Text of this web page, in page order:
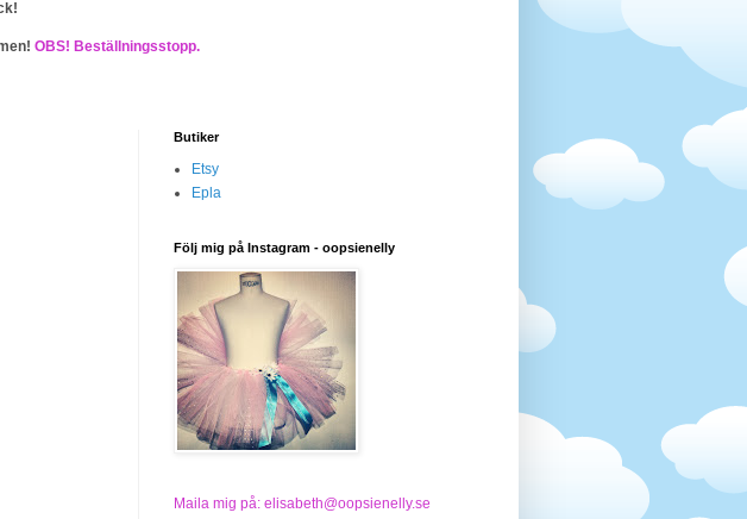
OBS! Beställningsstopp.
Butiker
Etsy
Epla
Följ mig på Instagram - oopsienelly
Maila mig på: elisabeth@oopsienelly.se